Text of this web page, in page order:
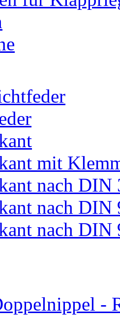
mit
nach DIN
nach DIN
nach DIN
-